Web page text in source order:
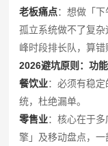
老板痛点：想做「
孤立系统做不了复
峰时段排长队，算错
2026避坑原则：功
餐饮业：必须有稳
统，杜绝漏单。
零售业：核心在于
擎」及移动盘点，一